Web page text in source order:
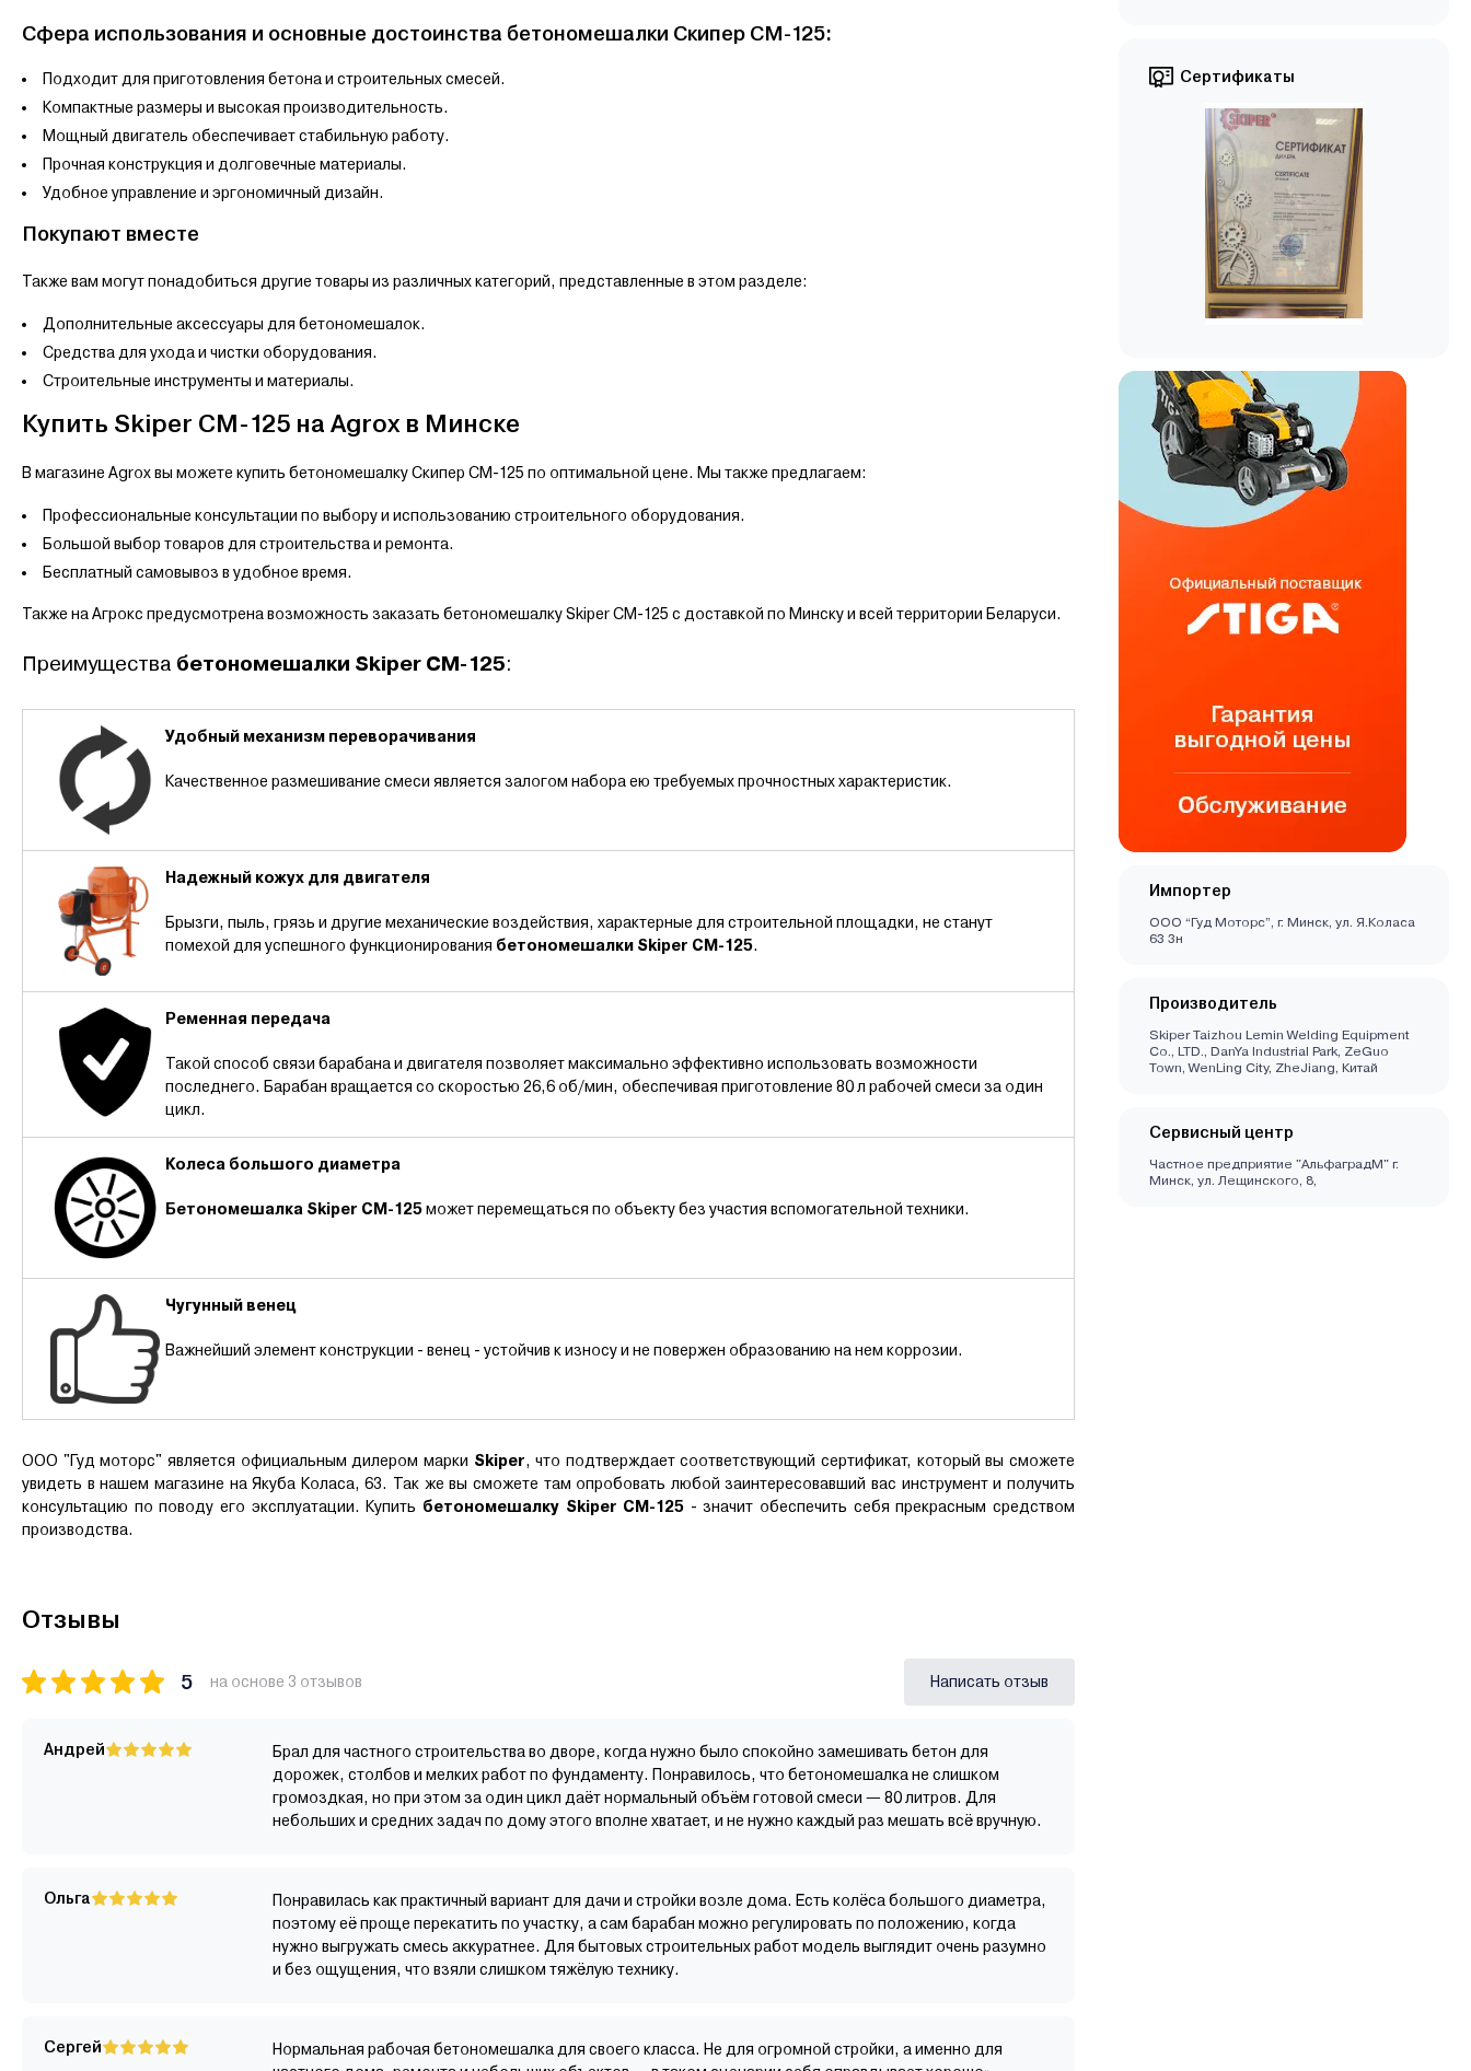
Сфера использования и основные достоинства бетономешалки Скипер CM-125:
Подходит для приготовления бетона и строительных смесей.
Компактные размеры и высокая производительность.
Мощный двигатель обеспечивает стабильную работу.
Прочная конструкция и долговечные материалы.
Удобное управление и эргономичный дизайн.
Покупают вместе
Также вам могут понадобиться другие товары из различных категорий, представленные в этом разделе:
Дополнительные аксессуары для бетономешалок.
Средства для ухода и чистки оборудования.
Строительные инструменты и материалы.
Купить Skiper CM-125 на Agrox в Минске
В магазине Agrox вы можете купить бетономешалку Скипер CM-125 по оптимальной цене. Мы также предлагаем:
Профессиональные консультации по выбору и использованию строительного оборудования.
Большой выбор товаров для строительства и ремонта.
Бесплатный самовывоз в удобное время.
Также на Агрокс предусмотрена возможность заказать бетономешалку Skiper CM-125 с доставкой по Минску и всей территории Беларуси.
Преимущества бетономешалки Skiper CM-125:
Удобный механизм переворачивания
Качественное размешивание смеси является залогом набора ею требуемых прочностных характеристик.
Надежный кожух для двигателя
Брызги, пыль, грязь и другие механические воздействия, характерные для строительной площадки, не станут
помехой для успешного функционирования бетономешалки Skiper CM-125.
Ременная передача
Такой способ связи барабана и двигателя позволяет максимально эффективно использовать возможности
последнего. Барабан вращается со скоростью 26,6 об/мин, обеспечивая приготовление 80 л рабочей смеси за один
цикл.
Колеса большого диаметра
Бетономешалка Skiper CM-125может перемещаться по объекту без участия вспомогательной техники.
Чугунный венец
Важнейший элемент конструкции - венец - устойчив к износу и не повержен образованию на нем коррозии.
ООО "Гуд моторс" является официальным дилером марки Skiper, что подтверждает соответствующий сертификат, который вы сможете
увидеть в нашем магазине на Якуба Коласа, 63. Так же вы сможете там опробовать любой заинтересовавший вас инструмент и получить
консультацию по поводу его эксплуатации. Купить бетономешалку Skiper CM-125 - значит обеспечить себя прекрасным средством
производства.
Отзывы
5 на основе 3 отзывов Написать отзыв
Андрей
Брал для частного строительства во дворе, когда нужно было спокойно замешивать бетон для
дорожек, столбов и мелких работ по фундаменту. Понравилось, что бетономешалка не слишком
громоздкая, но при этом за один цикл даёт нормальный объём готовой смеси — 80 литров. Для
небольших и средних задач по дому этого вполне хватает, и не нужно каждый раз мешать всё вручную.
Ольга
Понравилась как практичный вариант для дачи и стройки возле дома. Есть колёса большого диаметра,
поэтому её проще перекатить по участку, а сам барабан можно регулировать по положению, когда
нужно выгружать смесь аккуратнее. Для бытовых строительных работ модель выглядит очень разумно
и без ощущения, что взяли слишком тяжёлую технику.
Сергей
Нормальная рабочая бетономешалка для своего класса. Не для огромной стройки, а именно для
Сертификаты
Импортер
ООО “Гуд Моторс”, г. Минск, ул. Я.Коласа
63 3н
Производитель
Skiper Taizhou Lemin Welding Equipment
Co., LTD., DanYa Industrial Park, ZeGuo
Town, WenLing City, ZheJiang, Китай
Сервисный центр
Частное предприятие "АльфаградМ" г.
Минск, ул. Лещинского, 8,